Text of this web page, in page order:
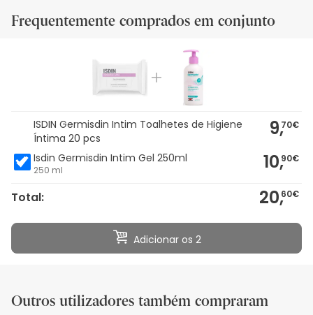
Frequentemente comprados em conjunto
ISDIN Germisdin Intim Toalhetes de Higiene
Íntima 20 pcs
9,70€
Isdin Germisdin Intim Gel 250ml
250 ml 10,90€
Total: 20,60€
Adicionar os 2
Outros utilizadores também compraram